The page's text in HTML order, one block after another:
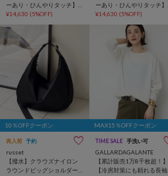
ーあり・ひんやりタッチ】
夏向き２タックワイドパン
¥14,630 (5%OFF)
ーあり・ひんやりタッチ】
夏向き２タックワイドパン
¥14,630 (5%OFF)
10％OFFクーポン
再入荷 予約
russet
【撥水】クラウズナイロン
ラウンドビッグショルダー
MAX15％OFFクーポン
TIME SALE 手洗い可
GALLARDAGALANTE
【累計販売1万8千枚超！】
【冷房対策にも頼れる長袖